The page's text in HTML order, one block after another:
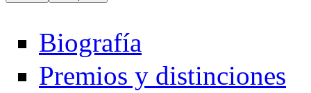
Biografía
Premios y distinciones